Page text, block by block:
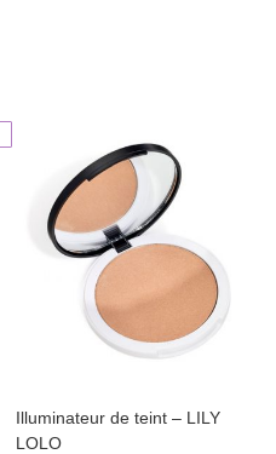
Illuminateur de teint – LILY
LOLO
multiple
variants.
page